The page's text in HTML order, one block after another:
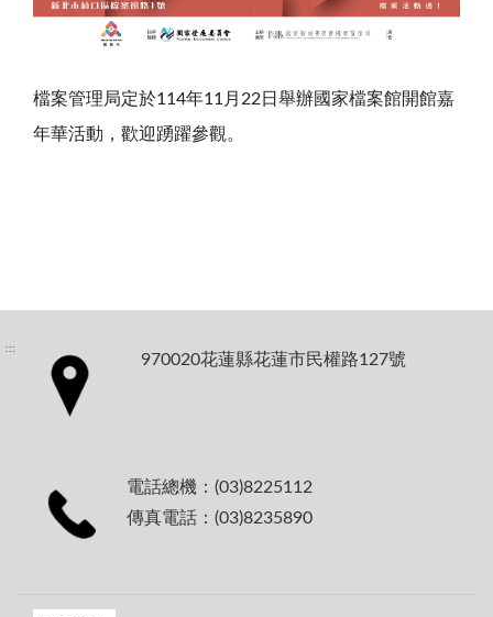
檔案管理局定於114年11月22日舉辦國家檔案館開館嘉
年華活動，歡迎踴躍參觀。
:::
970020花蓮縣花蓮市民權路127號
電話總機：(03)8225112
傳真電話：(03)8235890